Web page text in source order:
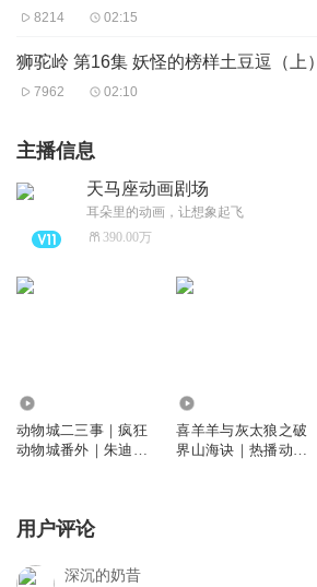
8214 02:15
狮驼岭 第16集 妖怪的榜样土豆逗（上）
7962 02:10
主播信息
天马座动画剧场
耳朵里的动画，让想象起飞
390.00万
动物城二三事｜疯狂
动物城番外｜朱迪尼
喜羊羊与灰太狼之破
界山海诀｜热播动画
用户评论
深沉的奶昔